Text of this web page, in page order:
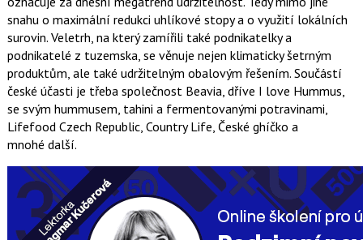
snahu o maximální redukci uhlíkové stopy a o využití lokálních
surovin. Veletrh, na který zamířili také podnikatelky a
podnikatelé z tuzemska, se věnuje nejen klimaticky šetrným
produktům, ale také udržitelným obalovým řešením. Součástí
české účasti je třeba společnost Beavia, dříve I love Hummus,
se svým hummusem, tahini a fermentovanými potravinami,
Lifefood Czech Republic, Country Life, České ghíčko a
mnohé další.